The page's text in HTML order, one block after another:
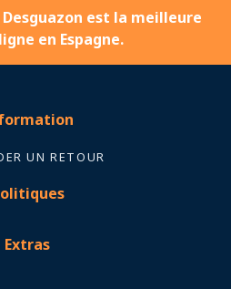
est la meilleure
en Espagne.
UN RETOUR
Extras